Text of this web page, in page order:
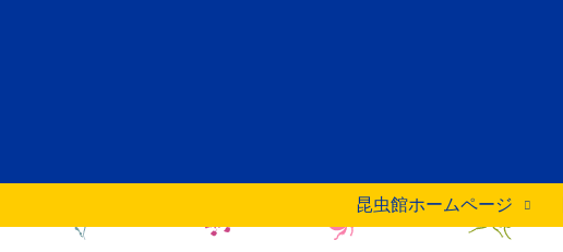
昆虫館ホームページ